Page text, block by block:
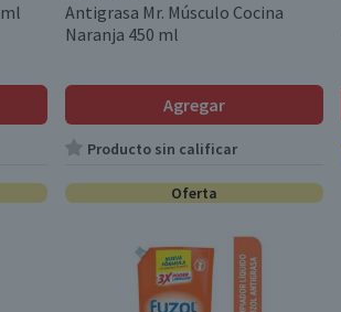
Antigrasa Mr. Músculo Cocina
Naranja 450 ml
Agregar
Producto sin calificar
Oferta